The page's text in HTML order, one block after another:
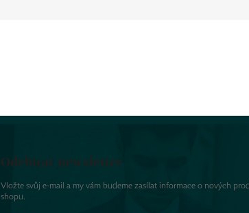
Odebírat newsletter
Vložte svůj e-mail a my vám budeme zasílat informace o nových
shopu.